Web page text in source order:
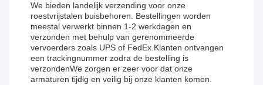
We bieden landelijk verzending voor onze
roestvrijstalen buisbehoren. Bestellingen worden
meestal verwerkt binnen 1-2 werkdagen en
verzonden met behulp van gerenommeerde
vervoerders zoals UPS of FedEx.Klanten ontvangen
een trackingnummer zodra de bestelling is
verzondenWe zorgen er zeer voor dat onze
armaturen tijdig en veilig bij onze klanten komen.